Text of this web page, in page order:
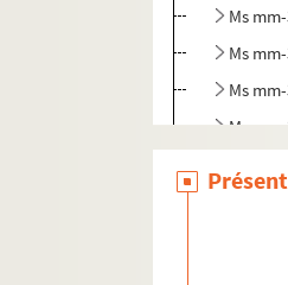
Ms
Ms
Ms
Ms
Ms mm-350.
Ms mm-
Ms mm-